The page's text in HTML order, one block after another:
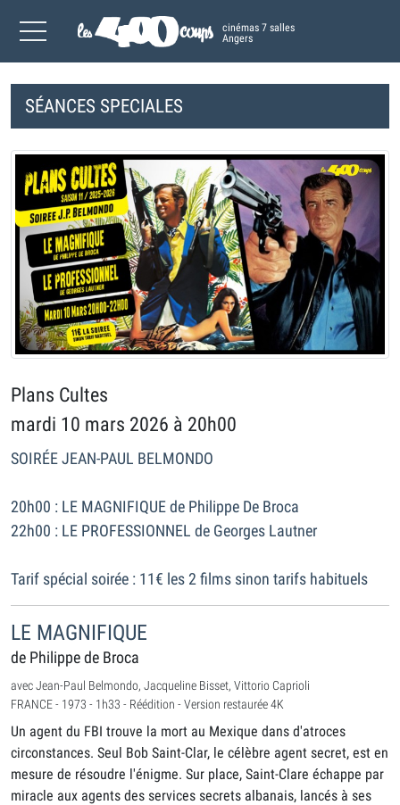
cinémas 7 salles
Angers
SÉANCES SPECIALES
Plans Cultes
mardi 10 mars 2026 à 20h00
SOIRÉE JEAN-PAUL BELMONDO
20h00 : LE MAGNIFIQUE de Philippe De Broca
22h00 : LE PROFESSIONNEL de Georges Lautner
Tarif spécial soirée : 11€ les 2 films sinon tarifs habituels
LE MAGNIFIQUE
de Philippe de Broca
avec Jean-Paul Belmondo, Jacqueline Bisset, Vittorio Caprioli
FRANCE - 1973 - 1h33 - Réédition - Version restaurée 4K
Un agent du FBI trouve la mort au Mexique dans d'atroces
circonstances. Seul Bob Saint-Clar, le célèbre agent secret, est en
mesure de résoudre l'énigme. Sur place, Saint-Clare échappe par
miracle aux agents des services secrets albanais, lancés à ses